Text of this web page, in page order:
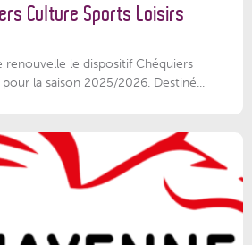
Culture Sports Loisirs
renouvelle le dispositif Chéquiers
la saison 2025/2026. Destiné...